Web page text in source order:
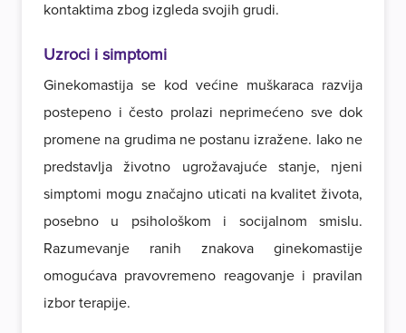
kontaktima zbog izgleda svojih grudi.
Uzroci i simptomi
Ginekomastija se kod većine muškaraca razvija
postepeno i često prolazi neprimećeno sve dok
promene na grudima ne postanu izražene. Iako ne
predstavlja životno ugrožavajuće stanje, njeni
simptomi mogu značajno uticati na kvalitet života,
posebno u psihološkom i socijalnom smislu.
Razumevanje ranih znakova ginekomastije
omogućava pravovremeno reagovanje i pravilan
izbor terapije.